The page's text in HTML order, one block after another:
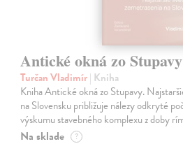
Antické okná zo Stupavy
Turčan Vladimír| Kniha
Kniha Antické okná zo Stupavy.
na Slovensku približuje nálezy odkryté
výskumu stavebného komplexu z doby
Na sklade ?